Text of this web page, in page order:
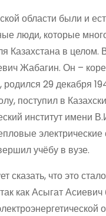
области были и
люди, которые
Казахстана в целом.
Жабагин. Он –
29 декабря
поступил в
институт имени
электрические
учёбу в вузе.
сказать, что это
как Асыгат